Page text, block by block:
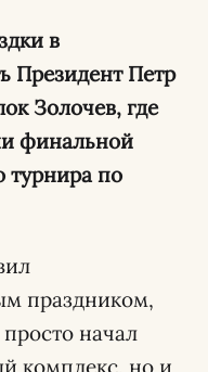
в
Президент Петр
Золочев, где
финальной
турнира по
праздником,
начал
комплекс, но и